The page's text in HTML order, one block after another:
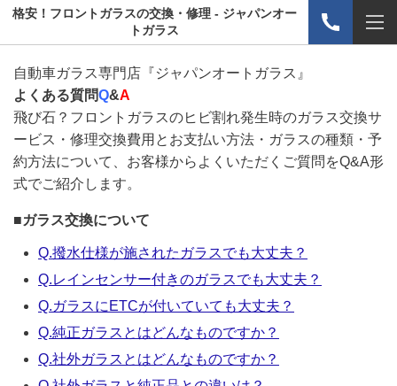
格安！フロントガラスの交換・修理 - ジャパンオー
トガラス
自動車ガラス専門店『ジャパンオートガラス』
よくある質問Q&A
飛び石？フロントガラスのヒビ割れ発生時のガラス交換サ
ービス・修理交換費用とお支払い方法・ガラスの種類・予
約方法について、お客様からよくいただくご質問をQ&A形
式でご紹介します。
■ガラス交換について
Q.撥水仕様が施されたガラスでも大丈夫？
Q.レインセンサー付きのガラスでも大丈夫？
Q.ガラスにETCが付いていても大丈夫？
Q.純正ガラスとはどんなものですか？
Q.社外ガラスとはどんなものですか？